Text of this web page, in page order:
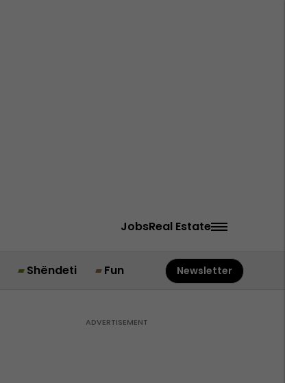
JobsReal Estate
Shëndeti Fun Newsletter